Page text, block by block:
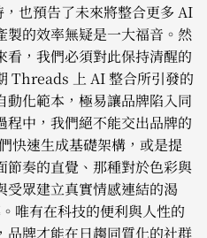
也預告了未來將整合更多 AI
製的效率無疑是一大福音。然
，我們必須對此保持清醒的
Threads 上 AI 整合所引發的
化範本，極易讓品牌陷入同
程中，我們絕不能交出品牌的
快速生成基礎架構，或是提
節奏的直覺、那種對於色彩與
受眾建立真實情感連結的渴
唯有在科技的便利與人性的
品牌才能在日趨同質化的社群